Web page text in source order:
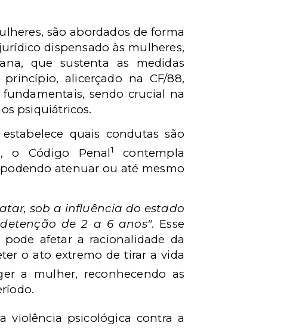
são abordados de forma
dispensado às mulheres,
que sustenta as medidas
alicerçado na CF/88,
sendo crucial na
psiquiátricos.
quais condutas são
o Código Penal1
contempla
atenuar ou até mesmo
sob a influência do estado
de 2 a 6 anos". Esse
afetar a racionalidade da
o ato extremo de tirar a vida
a mulher, reconhecendo as
violência psicológica contra a